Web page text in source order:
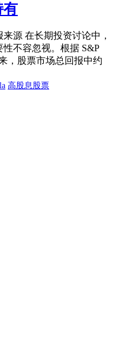
有
源 在长期投资讨论中，
不容忽视。根据 S&P
，股票市场总回报中约
高股息股票